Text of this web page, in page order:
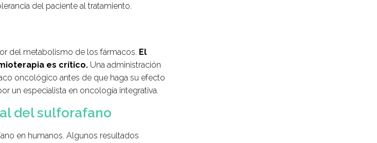
del paciente al tratamiento.
del metabolismo de los fármacos. El
es crítico. Una administración
oncológico antes de que haga su efecto
un especialista en oncología integrativa.
del sulforafano
en humanos. Algunos resultados